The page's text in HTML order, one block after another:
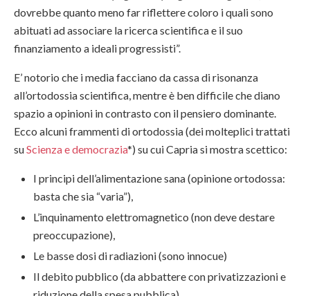
dovrebbe quanto meno far riflettere coloro i quali sono
abituati ad associare la ricerca scientifica e il suo
finanziamento a ideali progressisti”.
E’ notorio che i media facciano da cassa di risonanza
all’ortodossia scientifica, mentre è ben difficile che diano
spazio a opinioni in contrasto con il pensiero dominante.
Ecco alcuni frammenti di ortodossia (dei molteplici trattati
suScienza e democrazia*) su cui Capria si mostra scettico:
I principi dell’alimentazione sana (opinione ortodossa:
basta che sia “varia”),
L’inquinamento elettromagnetico (non deve destare
preoccupazione),
Le basse dosi di radiazioni (sono innocue)
Il debito pubblico (da abbattere con privatizzazioni e